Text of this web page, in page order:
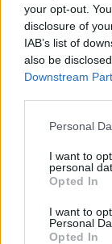
your opt-out.
disclosure of
IAB’s list of
also be
Downstream
Personal
I want to
personal
Opted In
I want to
Personal
Opted In